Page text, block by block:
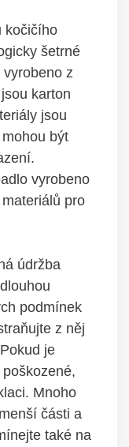
kočičího
šetrné
z
karton
jsou
být
vyrobeno
pro
údržba
podmínek
z něj
je
Mnoho
části a
také na